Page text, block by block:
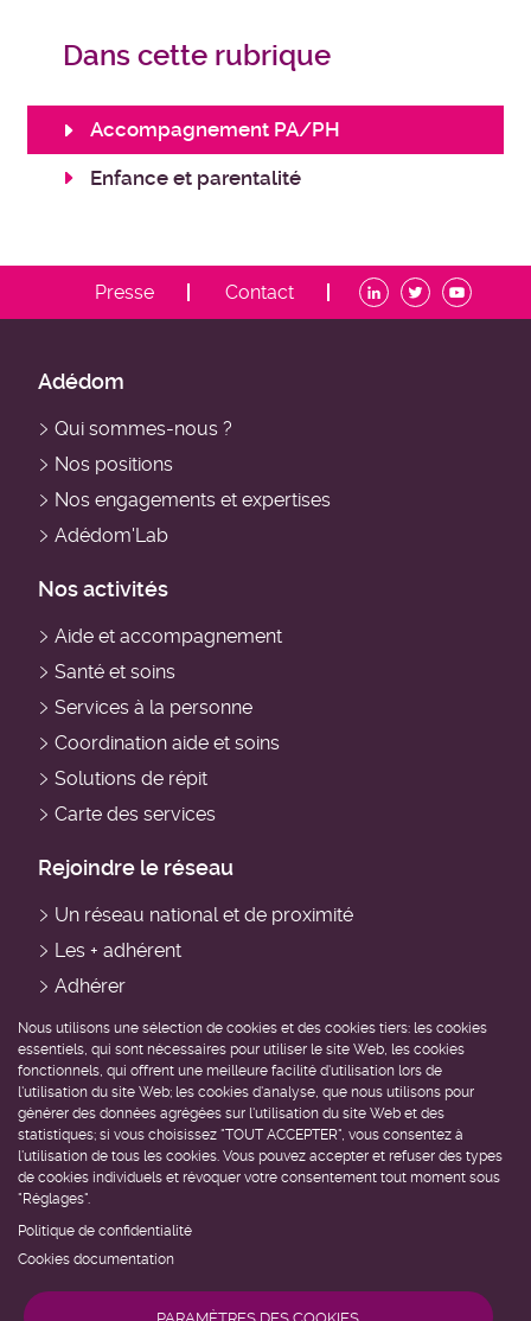
Dans cette rubrique
Accompagnement PA/PH
Enfance et parentalité
-
contact
Presse Contact
ADDM
-
Navigation
principale
Adédom
Qui sommes-nous ?
Nos positions
Nos engagements et expertises
Adédom'Lab
Nos activités
Aide et accompagnement
Santé et soins
Services à la personne
Coordination aide et soins
Solutions de répit
Carte des services
Rejoindre le réseau
Un réseau national et de proximité
Les + adhérent
Adhérer
Devenir professionnel du domicile
Devenir bénévole
Être accompagné
Trouver un service près de chez moi
Demander de l'aide
Nous utilisons une sélection de cookies et des cookies tiers: les cookies
essentiels, qui sont nécessaires pour utiliser le site Web, les cookies
fonctionnels, qui offrent une meilleure facilité d'utilisation lors de
l'utilisation du site Web; les cookies d'analyse, que nous utilisons pour
générer des données agrégées sur l'utilisation du site Web et des
statistiques; si vous choisissez "TOUT ACCEPTER", vous consentez à
l'utilisation de tous les cookies. Vous pouvez accepter et refuser des types
de cookies individuels et révoquer votre consentement tout moment sous
"Réglages".
Politique de confidentialité
Cookies documentation